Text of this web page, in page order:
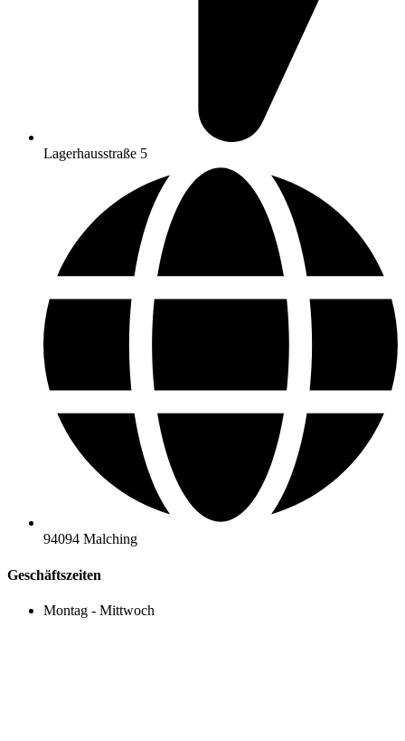
Lagerhausstraße 5
94094 Malching
Geschäftszeiten
Montag - Mittwoch